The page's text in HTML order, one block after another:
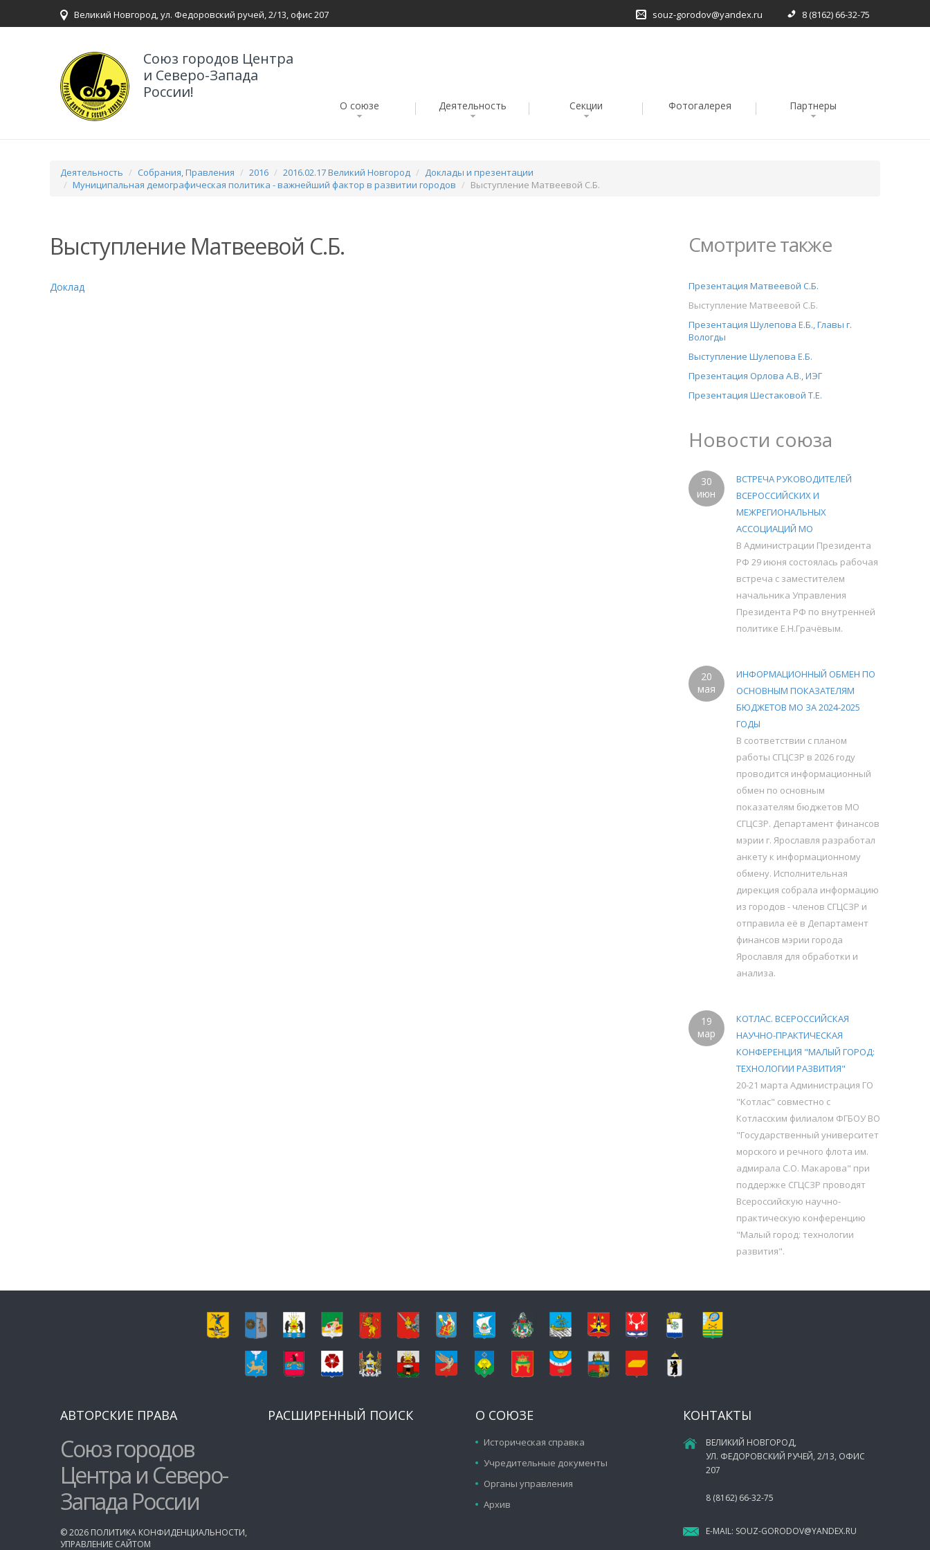
Великий Новгород, ул. Федоровский ручей, 2/13, офис 207 souz-gorodov@yandex.ru 8 (8162) 66-32-75
Союз городов Центра
и Северо-Запада
России!
О союзе Деятельность Секции Фотогалерея Партнеры
Деятельность Собрания, Правления 2016 2016.02.17 Великий Новгород
Доклады и презентации
Муниципальная демографическая политика - важнейший фактор в развитии городов
Выступление Матвеевой С.Б.
Выступление Матвеевой С.Б.
Доклад
Смотрите также
Презентация Матвеевой С.Б.
Выступление Матвеевой С.Б.
Презентация Шулепова Е.Б., Главы г.
Вологды
Выступление Шулепова Е.Б.
Презентация Орлова А.В., ИЭГ
Презентация Шестаковой Т.Е.
Новости союза
30
июн
ВСТРЕЧА РУКОВОДИТЕЛЕЙ
ВСЕРОССИЙСКИХ И
МЕЖРЕГИОНАЛЬНЫХ
АССОЦИАЦИЙ МО
В Администрации Президента
РФ 29 июня состоялась рабочая
встреча с заместителем
начальника Управления
Президента РФ по внутренней
политике Е.Н.Грачёвым.
20
мая
ИНФОРМАЦИОННЫЙ ОБМЕН ПО
ОСНОВНЫМ ПОКАЗАТЕЛЯМ
БЮДЖЕТОВ МО ЗА 2024-2025
ГОДЫ
В соответствии с планом
работы СГЦСЗР в 2026 году
проводится информационный
обмен по основным
показателям бюджетов МО
СГЦСЗР. Департамент финансов
мэрии г. Ярославля разработал
анкету к информационному
обмену. Исполнительная
дирекция собрала информацию
из городов - членов СГЦСЗР и
отправила её в Департамент
финансов мэрии города
Ярославля для обработки и
анализа.
19
мар
КОТЛАС. ВСЕРОССИЙСКАЯ
НАУЧНО-ПРАКТИЧЕСКАЯ
КОНФЕРЕНЦИЯ "МАЛЫЙ ГОРОД:
ТЕХНОЛОГИИ РАЗВИТИЯ"
20-21 марта Администрация ГО
"Котлас" совместно с
Котласским филиалом ФГБОУ ВО
"Государственный университет
морского и речного флота им.
адмирала С.О. Макарова" при
поддержке СГЦСЗР проводят
Всероссийскую научно-
практическую конференцию
"Малый город: технологии
развития".
АВТОРСКИЕ ПРАВА
Союз городов
Центра и Северо-
Запада России
©2026 ПОЛИТИКА КОНФИДЕНЦИАЛЬНОСТИ,
УПРАВЛЕНИЕ САЙТОМ
РАСШИРЕННЫЙ ПОИСК О СОЮЗЕ
Историческая справка
Учредительные документы
Органы управления
Архив
КОНТАКТЫ
ВЕЛИКИЙ НОВГОРОД,
УЛ. ФЕДОРОВСКИЙ РУЧЕЙ, 2/13, ОФИС
207
8 (8162) 66-32-75
E-MAIL: SOUZ-GORODOV@YANDEX.RU